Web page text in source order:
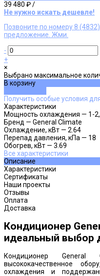
39 480 ₽/
Не нужно искать дешевле!
Позвоните по номеру 8
предложение. Жми.
-
+
×
Выбрано максимальное
В корзину
Получить особые условия
Характеристики
Мощность охлаждения — 1-
Бренд — General Climate
Охлаждение, кВт — 2.64
Перепад давления, кПа — 18
Обогрев, кВт — 3.69
Все характеристики
Описание
Характеристики
Сертификаты
Наши проекты
Отзывы
Оплата
Доставка
Кондиционер
идеальный выбор
Кондиционер
высококачественное
охлаждения и